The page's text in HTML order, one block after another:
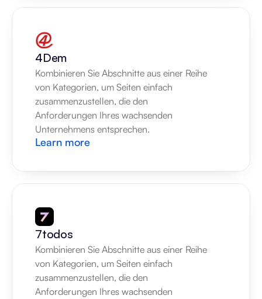
4Dem
Kombinieren Sie Abschnitte aus einer Reihe
von Kategorien, um Seiten einfach
zusammenzustellen, die den
Anforderungen Ihres wachsenden
Unternehmens entsprechen.
Learn more
7todos
Kombinieren Sie Abschnitte aus einer Reihe
von Kategorien, um Seiten einfach
zusammenzustellen, die den
Anforderungen Ihres wachsenden